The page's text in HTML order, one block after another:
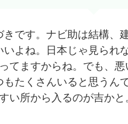
きです。ナビ助は結構、
いよね。日本じゃ見られ
てますからね。でも、
たくさんいると思うん
い所から入るのが吉かと